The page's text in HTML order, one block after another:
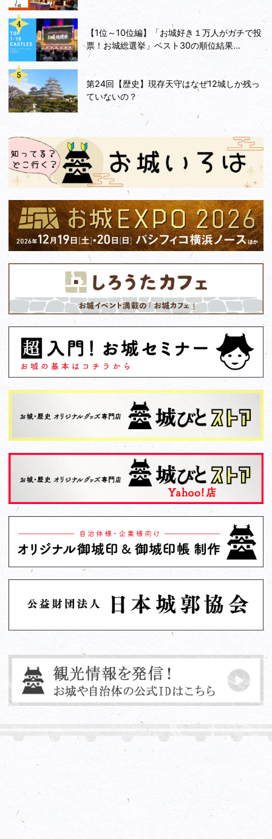
【1位～10位編】「お城好き１万人がガチで投
票！お城総選挙」ベスト30の順位結果...
第24回【歴史】現存天守はなぜ12城しか残っ
ていないの？